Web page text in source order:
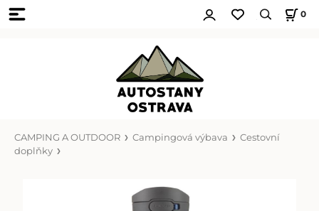
0
CAMPING A OUTDOOR Campingová výbava
Cestovní
doplňky